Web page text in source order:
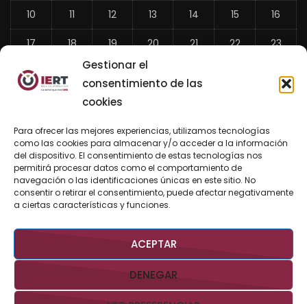
Gestionar el
consentimiento de las
cookies
Para ofrecer las mejores experiencias, utilizamos tecnologías
como las cookies para almacenar y/o acceder a la información
del dispositivo. El consentimiento de estas tecnologías nos
permitirá procesar datos como el comportamiento de
navegación o las identificaciones únicas en este sitio. No
consentir o retirar el consentimiento, puede afectar negativamente
a ciertas características y funciones.
ACEPTAR
DENEGAR
10 11 12 13 14 15 16
17 18 19 20 21 22 23
24 26 27
«
Jul
BUSCAR AHORA